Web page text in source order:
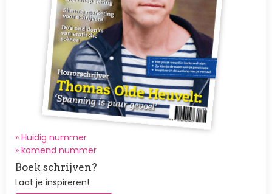
» Huidig nummer
» komend nummer
Boek schrijven?
Laat je inspireren!